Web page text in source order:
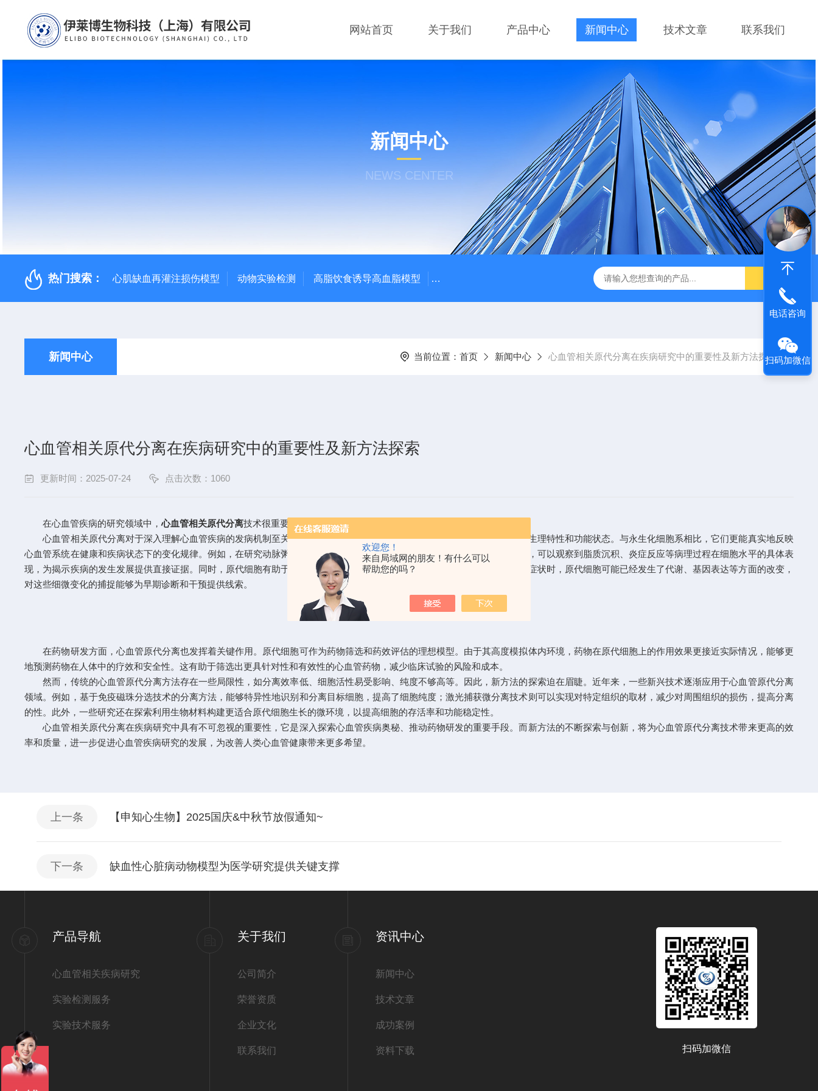
欢迎您！
来自局域网的朋友！有什么可以
帮助您的吗？
网站首页 关于我们 产品中心 新闻中心 技术文章 联系我们
新闻中心
NEWS CENTER
热门搜索： 心肌缺血再灌注损伤模型 动物实验检测 高脂饮食诱导高血脂模型 高脂饮食诱导大鼠动脉粥样硬化模型 尾静脉注射诱导高血脂症模型 心肌缺血模型
新闻中心 当前位置： 首页 新闻中心 心血管相关原代分离在疾病研究中的重要性及新方法探索
心血管相关原代分离在疾病研究中的重要性及新方法探索
更新时间：2025-07-24 点击次数：1060
在心血管疾病的研究领域中，心血管相关原代分离技术很重要，并且随着科技的发展，新的分离方法也在不断探索与优化。
心血管相关原代分离对于深入理解心血管疾病的发病机制至关重要。原代细胞直接来源于机体组织，保留了细胞在体时的生理特性和功能状态。与永生化细胞系相比，它们更能真实地反映
心血管系统在健康和疾病状态下的变化规律。例如，在研究动脉粥样硬化时，通过原代分离得到的血管内皮细胞和平滑肌细胞，可以观察到脂质沉积、炎症反应等病理过程在细胞水平的具体表
现，为揭示疾病的发生发展提供直接证据。同时，原代细胞有助于研究心血管疾病的早期病变特征。在疾病尚未出现明显临床症状时，原代细胞可能已经发生了代谢、基因表达等方面的改变，
对这些细微变化的捕捉能够为早期诊断和干预提供线索。
在药物研发方面，心血管原代分离也发挥着关键作用。原代细胞可作为药物筛选和药效评估的理想模型。由于其高度模拟体内环境，药物在原代细胞上的作用效果更接近实际情况，能够更
地预测药物在人体中的疗效和安全性。这有助于筛选出更具针对性和有效性的心血管药物，减少临床试验的风险和成本。
然而，传统的心血管原代分离方法存在一些局限性，如分离效率低、细胞活性易受影响、纯度不够高等。因此，新方法的探索迫在眉睫。近年来，一些新兴技术逐渐应用于心血管原代分离
领域。例如，基于免疫磁珠分选技术的分离方法，能够特异性地识别和分离目标细胞，提高了细胞纯度；激光捕获微分离技术则可以实现对特定组织的取材，减少对周围组织的损伤，提高分离
的性。此外，一些研究还在探索利用生物材料构建更适合原代细胞生长的微环境，以提高细胞的存活率和功能稳定性。
心血管相关原代分离在疾病研究中具有不可忽视的重要性，它是深入探索心血管疾病奥秘、推动药物研发的重要手段。而新方法的不断探索与创新，将为心血管原代分离技术带来更高的效
率和质量，进一步促进心血管疾病研究的发展，为改善人类心血管健康带来更多希望。
上一条 【申知心生物】2025国庆&中秋节放假通知~
下一条 缺血性心脏病动物模型为医学研究提供关键支撑
产品导航
心血管相关疾病研究
实验检测服务
实验技术服务
关于我们
公司简介
荣誉资质
企业文化
联系我们
资讯中心
新闻中心
技术文章
成功案例
资料下载 扫码加微信
电话咨询
扫码加微信